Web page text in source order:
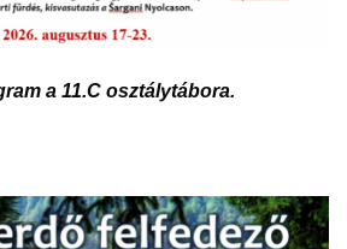
a 11.C osztálytábora.